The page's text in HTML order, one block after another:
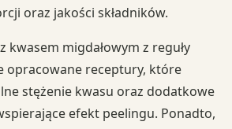
oraz jakości składników.
kwasem migdałowym z reguły
opracowane receptury, które
stężenie kwasu oraz dodatkowe
efekt peelingu. Ponadto,